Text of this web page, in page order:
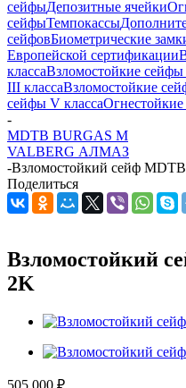
сейфыДепозитные ячейки
сейфыТемпокассы
сейфовБиометрические
Европейской сертификации
классаВзломостойкие сейфы
III классаВзломостойкие
сейфы V класса
-
MDTB BURGAS M
VALBERG АЛМАЗ
-Взломостойкий сейф
Поделиться
Взломостойкий
2K
505 000 ₽